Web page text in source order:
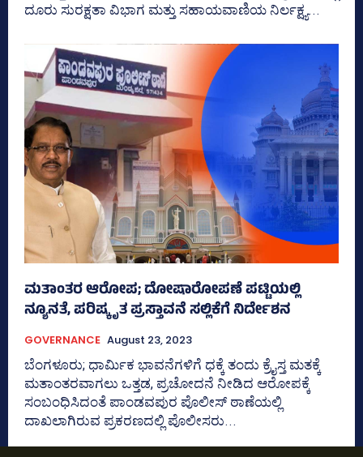
ದೂರು ಸುರಕ್ಷತಾ ವಿಭಾಗ ಮತ್ತು ಸಹಾಯವಾಣಿಯ ನಿರ್ಲಕ್ಷ್ಯ...
ಮತಾಂತರ ಆರೋಪ; ದೋಷಾರೋಪಣೆ ಪಟ್ಟಿಯಲ್ಲಿ
ನ್ಯೂನತೆ, ಪರಿಷ್ಕೃತ ಪ್ರಸ್ತಾವನೆ ಸಲ್ಲಿಕೆಗೆ ನಿರ್ದೇಶನ
GOVERNANCE August 23, 2023
ಬೆಂಗಳೂರು; ಧಾರ್ಮಿಕ ಭಾವನೆಗಳಿಗೆ ಧಕ್ಕೆ ತಂದು ಕ್ರೈಸ್ತ ಮತಕ್ಕೆ
ಮತಾಂತರವಾಗಲು ಒತ್ತಡ, ಪ್ರಚೋದನೆ ನೀಡಿದ ಆರೋಪಕ್ಕೆ
ಸಂಬಂಧಿಸಿದಂತೆ ಪಾಂಡವಪುರ ಪೊಲೀಸ್‌ ಠಾಣೆಯಲ್ಲಿ
ದಾಖಲಾಗಿರುವ ಪ್ರಕರಣದಲ್ಲಿ ಪೊಲೀಸರು...